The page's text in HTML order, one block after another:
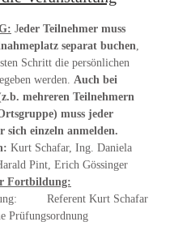
Jeder Teilnehmer muss
separat buchen,
Schritt die persönlichen
werden. Auch bei
mehreren Teilnehmern
muss jeder
sich einzeln anmelden.
Kurt Schafar, Ing. Daniela
Pint, Erich Gössinger
Fortbildung: